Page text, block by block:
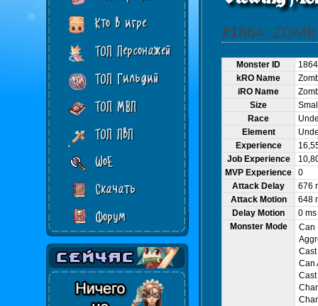
Кто в игре
ТОП Персонажей
ТОП Гильдий
ТОП МВП
ТОП ПвП
WoE
Скачать
Форум
#1864:
Monster ID
1864
kRO Name
iRO Name
Size
Race
Element
Experience
Job Experience
MVP Experience
0
Attack Delay
676
Attack Motion
648
Delay Motion
0 ms
Monster Mode
Can
Can